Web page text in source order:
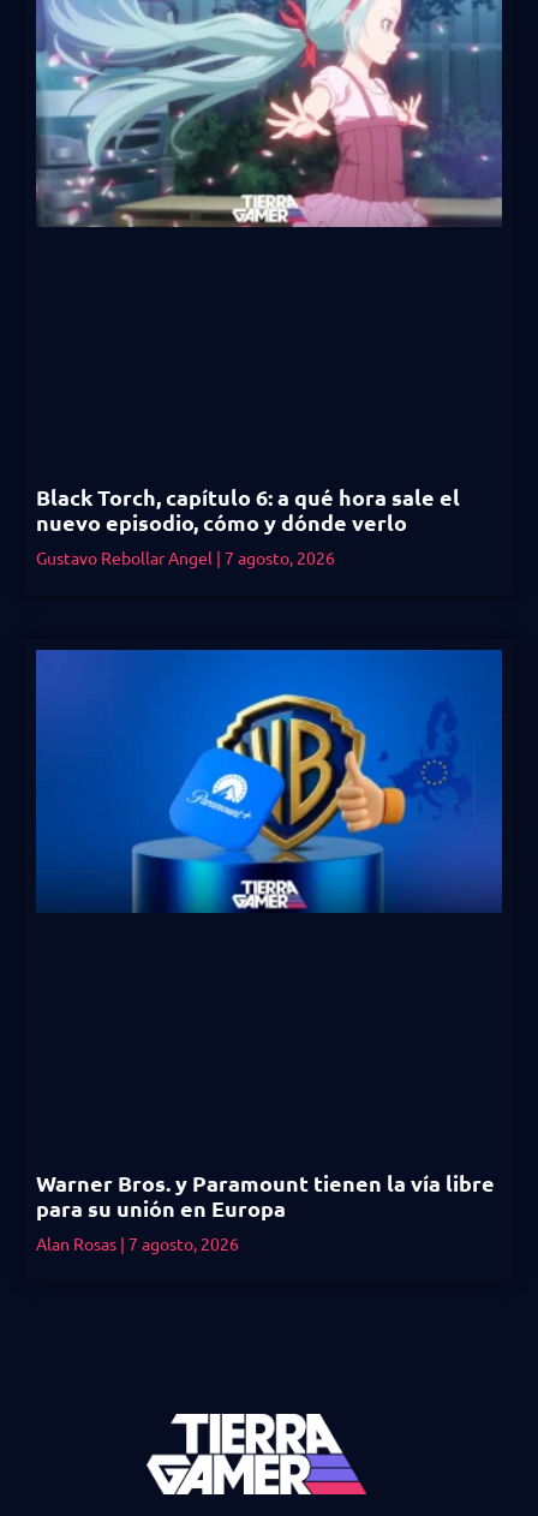
Black Torch, capítulo 6: a qué hora sale el
nuevo episodio, cómo y dónde verlo
Gustavo Rebollar Angel 7 agosto, 2026
Warner Bros. y Paramount tienen la vía libre
para su unión en Europa
Alan Rosas 7 agosto, 2026